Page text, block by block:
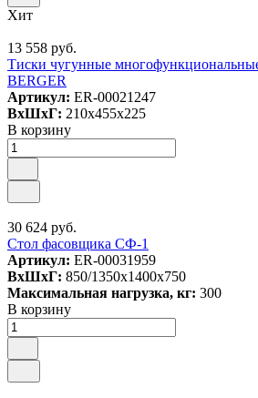
Хит
13 558 руб.
Тиски чугунные
BERGER
Артикул: ER-00021247
ВxШxГ: 210x455x225
В корзину
30 624 руб.
Cтол фасовщика СФ-1
Артикул: ER-00031959
ВxШxГ: 850/1350x1400x750
Максимальная нагрузка, кг: 300
В корзину